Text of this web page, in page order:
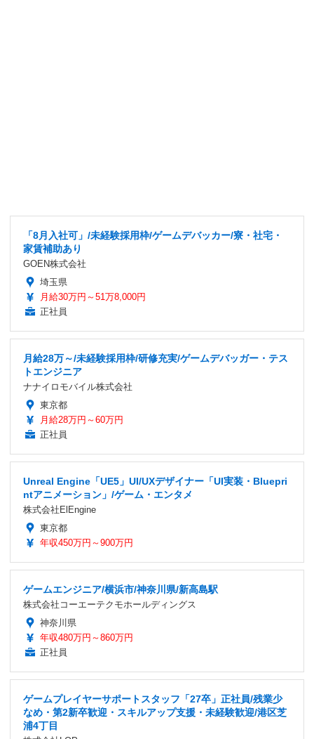
「8月入社可」/未経験採用枠/ゲームデバッカー/寮・社宅・
家賃補助あり
GOEN株式会社
埼玉県
月給30万円～51万8,000円
正社員
月給28万～/未経験採用枠/研修充実/ゲームデバッガー・テス
トエンジニア
ナナイロモバイル株式会社
東京都
月給28万円～60万円
正社員
Unreal Engine「UE5」UI/UXデザイナー「UI実装・Bluepri
ntアニメーション」/ゲーム・エンタメ
株式会社ElEngine
東京都
年収450万円～900万円
ゲームエンジニア/横浜市/神奈川県/新高島駅
株式会社コーエーテクモホールディングス
神奈川県
年収480万円～860万円
正社員
ゲームプレイヤーサポートスタッフ「27卒」正社員/残業少
なめ・第2新卒歓迎・スキルアップ支援・未経験歓迎/港区芝
浦4丁目